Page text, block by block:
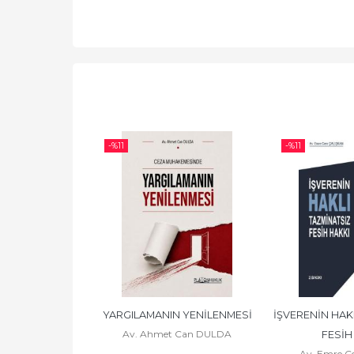
-%11
YARGILAMANIN YENİLENMESİ
Av. Ahmet Can DULDA
-%11
İŞVERENİN